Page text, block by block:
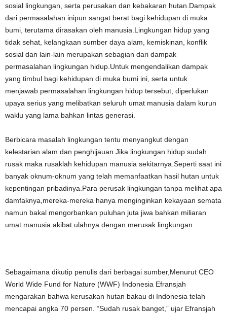
sosial lingkungan, serta perusakan dan kebakaran hutan.Dampak
dari permasalahan inipun sangat berat bagi kehidupan di muka
bumi, terutama dirasakan oleh manusia.Lingkungan hidup yang
tidak sehat, kelangkaan sumber daya alam, kemiskinan, konflik
sosial dan lain-lain merupakan sebagian dari dampak
permasalahan lingkungan hidup.Untuk mengendalikan dampak
yang timbul bagi kehidupan di muka bumi ini, serta untuk
menjawab permasalahan lingkungan hidup tersebut, diperlukan
upaya serius yang melibatkan seluruh umat manusia dalam kurun
waklu yang lama bahkan lintas generasi.
Berbicara masalah lingkungan tentu menyangkut dengan
kelestarian alam dan penghijauan.Jika lingkungan hidup sudah
rusak maka rusaklah kehidupan manusia sekitarnya.Seperti saat ini
banyak oknum-oknum yang telah memanfaatkan hasil hutan untuk
kepentingan pribadinya.Para perusak lingkungan tanpa melihat apa
damfaknya,mereka-mereka hanya menginginkan kekayaan semata
namun bakal mengorbankan puluhan juta jiwa bahkan miliaran
umat manusia akibat ulahnya dengan merusak lingkungan.
Sebagaimana dikutip penulis dari berbagai sumber,Menurut CEO
World Wide Fund for Nature (WWF) Indonesia Efransjah
mengarakan bahwa kerusakan hutan bakau di Indonesia telah
mencapai angka 70 persen. “Sudah rusak banget,” ujar Efransjah